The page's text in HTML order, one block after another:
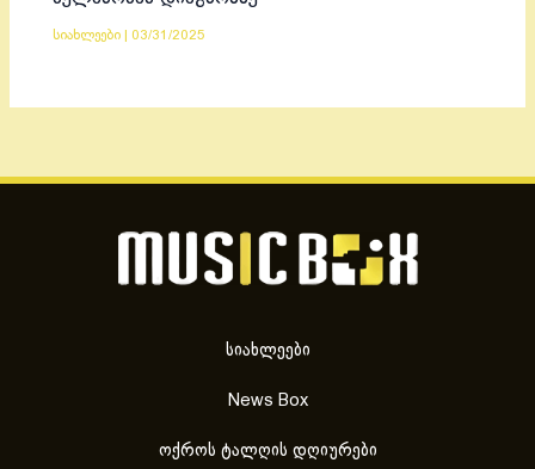
სიახლეები 03/31/2025
სიახლეები
News Box
ოქროს ტალღის დღიურები